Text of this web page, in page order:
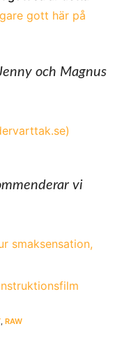
gott här på
och Magnus
vi
smaksensation,
, RAW